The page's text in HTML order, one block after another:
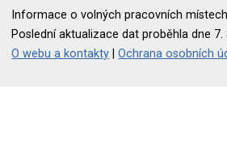
Informace o volných pracovních
Poslední aktualizace dat proběhla dne 7.
O webu a kontakty |Ochrana osobních